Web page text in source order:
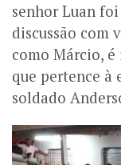
senhor Luan
discussão com
como Márcio,
que pertence à
soldado